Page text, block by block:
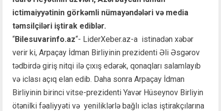
ictimaiyyətinin görkəmli nümayəndələri və media
təmsilçiləri iştirak ediblər.
“Bilesuvarinfo.az“- LiderXeber.az-a istinadən xəbər
verir ki, Arpaçay İdman Birliyinin prezidenti Əli Əsgərov
tədbirdə giriş nitqi ilə çıxış edərək, qonaqları salamlayıb
və iclası açıq elan edib. Daha sonra Arpaçay İdman
Birliyinin birinci vitse-prezidenti Yavər Hüseynov Birliyin
ötənilki fəaliyyəti və yeniliklərlə bağlı iclas iştirakçılarına